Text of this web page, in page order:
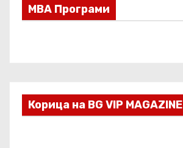
МВА Програми
Корица на BG VIP MAGAZINE